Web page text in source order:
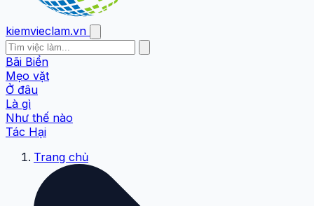
kiemvieclam.vn
Bãi Biển
Mẹo vặt
Ở đâu
Là gì
Như thế nào
Tác Hại
Trang chủ